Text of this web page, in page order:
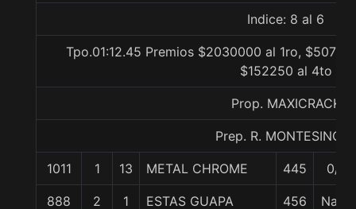
Indice: 8 al 6
Tpo.01:12.45 Premios $2030000 al 1ro,
$152250 al 4to
Prop. MAXICRACK
Prep. R. MONTESINO S.
1011 1 13 METAL CHROME 445 0/0
888 2 1 ESTAS GUAPA 456 Nariz